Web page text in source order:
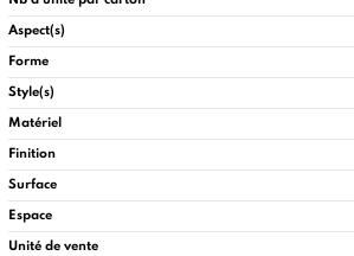
Aspect(s)
Forme
Style(s)
Matériel
Finition
Surface
Espace
Unité de vente